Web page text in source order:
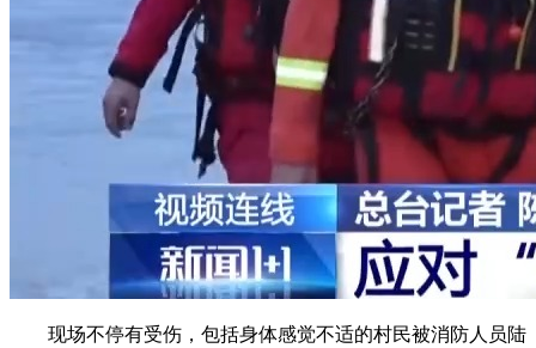
现场不停有受伤，包括身体感觉不适的村民被消防人员陆